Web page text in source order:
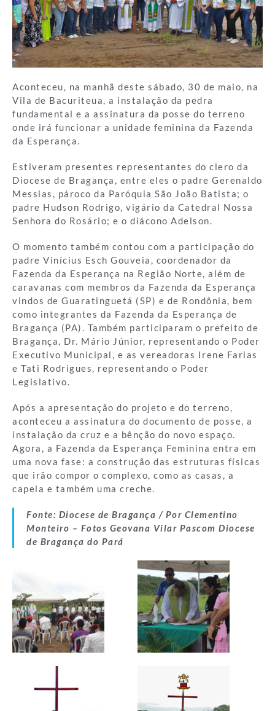
Aconteceu, na manhã deste sábado, 30 de maio, na
Vila de Bacuriteua, a instalação da pedra
fundamental e a assinatura da posse do terreno
onde irá funcionar a unidade feminina da Fazenda
da Esperança.
Estiveram presentes representantes do clero da
Diocese de Bragança, entre eles o padre Gerenaldo
Messias, pároco da Paróquia São João Batista; o
padre Hudson Rodrigo, vigário da Catedral Nossa
Senhora do Rosário; e o diácono Adelson.
O momento também contou com a participação do
padre Vinícius Esch Gouveia, coordenador da
Fazenda da Esperança na Região Norte, além de
caravanas com membros da Fazenda da Esperança
vindos de Guaratinguetá (SP) e de Rondônia, bem
como integrantes da Fazenda da Esperança de
Bragança (PA). Também participaram o prefeito de
Bragança, Dr. Mário Júnior, representando o Poder
Executivo Municipal, e as vereadoras Irene Farias
e Tati Rodrigues, representando o Poder
Legislativo.
Após a apresentação do projeto e do terreno,
aconteceu a assinatura do documento de posse, a
instalação da cruz e a bênção do novo espaço.
Agora, a Fazenda da Esperança Feminina entra em
uma nova fase: a construção das estruturas físicas
que irão compor o complexo, como as casas, a
capela e também uma creche.
Fonte: Diocese de Bragança / Por Clementino
Monteiro – Fotos Geovana Vilar Pascom Diocese
de Bragança do Pará